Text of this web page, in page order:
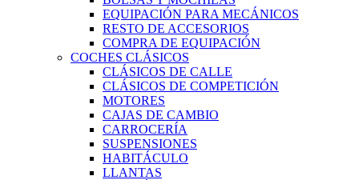
EQUIPACIÓN PARA MECÁNICOS
RESTO DE ACCESORIOS
COMPRA DE EQUIPACIÓN
COCHES CLÁSICOS
CLÁSICOS DE CALLE
CLÁSICOS DE COMPETICIÓN
MOTORES
CAJAS DE CAMBIO
CARROCERÍA
SUSPENSIONES
HABITÁCULO
LLANTAS